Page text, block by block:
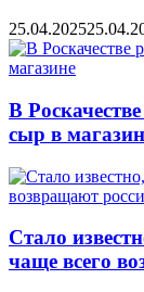
25.04.2025
В
сыр в
Стало
чаще всего